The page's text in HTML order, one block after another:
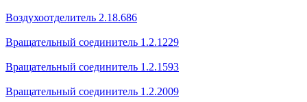
Воздухоотделитель 2.18.686
Вращательный соединитель 1.2.1229
Вращательный соединитель 1.2.1593
Вращательный соединитель 1.2.2009